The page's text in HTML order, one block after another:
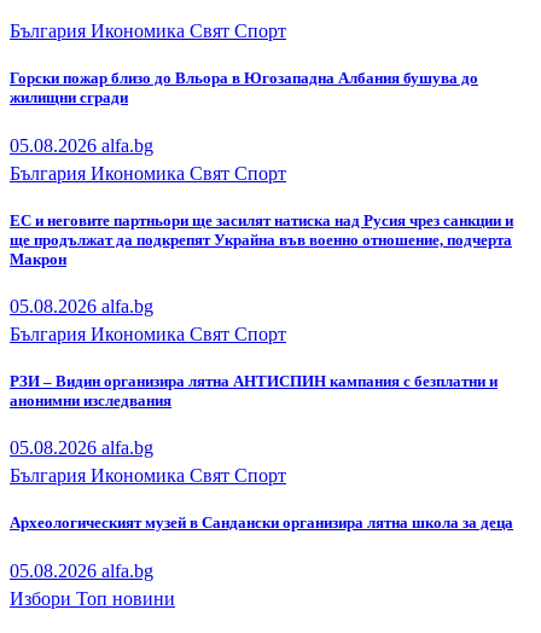
България Икономика Свят Спорт
Горски пожар близо до Вльора в Югозападна Албания бушува до
жилищни сгради
05.08.2026 alfa.bg
България Икономика Свят Спорт
ЕС и неговите партньори ще засилят натиска над Русия чрез санкции и
ще продължат да подкрепят Украйна във военно отношение, подчерта
Макрон
05.08.2026 alfa.bg
България Икономика Свят Спорт
РЗИ – Видин организира лятна АНТИСПИН кампания с безплатни и
анонимни изследвания
05.08.2026 alfa.bg
България Икономика Свят Спорт
Археологическият музей в Сандански организира лятна школа за деца
05.08.2026 alfa.bg
Избори Топ новини